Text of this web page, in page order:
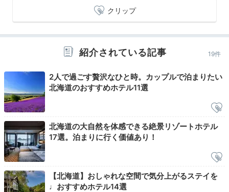
エントランス ホ
チェックアウトの時間は12時。のんびり起床＆身支度
ができます。モダンなエントランスで記念写真を撮れば
思い出の一枚に。
館内ショップも多くある
ためお店巡りをするのも楽し
いですね。
クリップ
紹介されている記事 19件
2人で過ごす贅沢なひと時。カップルで泊まりたい
北海道のおすすめホテル11選
北海道の大自然を体感できる絶景リゾートホテル
17選。泊まりに行く価値あり！
【北海道】おしゃれな空間で気分上がるステイを
♩おすすめホテル14選